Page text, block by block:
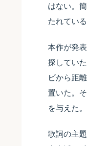
はない。
たれている
本作が発
探してい
ビから距
置いた。
を与えた。
歌詞の主